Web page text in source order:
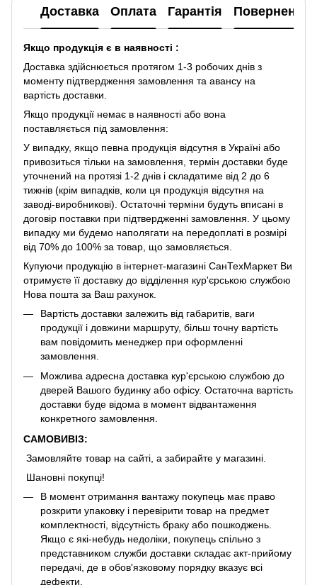
Доставка Оплата Гарантія Повернення
Якщо продукція є в наявності :
Доставка здійснюється протягом 1-3 робочих днів з
моменту підтвердження замовлення та авансу на
вартість доставки.
Якщо продукції немає в наявності або вона
поставляється під замовлення:
У випадку, якщо певна продукція відсутня в Україні або
привозиться тільки на замовлення, термін доставки буде
уточнений на протязі 1-2 днів і складатиме від 2 до 6
тижнів (крім випадків, коли ця продукція відсутня на
заводі-виробникові). Остаточні терміни будуть вписані в
договір поставки при підтвердженні замовлення. У цьому
випадку ми будемо наполягати на передоплаті в розмірі
від 70% до 100% за товар, що замовляється.
Купуючи продукцію в інтернет-магазині СанТехМаркет Ви
отримуєте її доставку до відділення кур'єрською службою
Нова пошта за Ваш рахунок.
Вартість доставки залежить від габаритів, ваги
продукції і довжини маршруту, більш точну вартість
вам повідомить менеджер при оформленні
замовлення.
Можлива адресна доставка кур'єрською службою до
дверей Вашого будинку або офісу. Остаточна вартість
доставки буде відома в момент відвантаження
конкретного замовлення.
САМОВИВІЗ:
Замовляйте товар на сайті, а забирайте у магазині.
Шановні покупці!
В момент отримання вантажу покупець має право
розкрити упаковку і перевірити товар на предмет
комплектності, відсутність браку або пошкоджень.
Якщо є які-небудь недоліки, покупець спільно з
представником служби доставки складає акт-прийому
передачі, де в обов'язковому порядку вказує всі
дефекти.